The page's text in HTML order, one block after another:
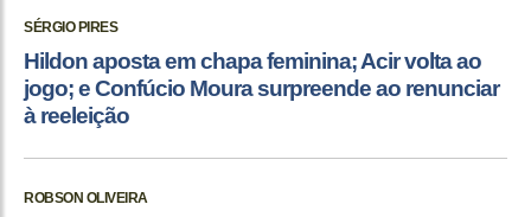
SÉRGIO PIRES
Hildon aposta em chapa feminina; Acir volta ao
jogo; e Confúcio Moura surpreende ao renunciar
à reeleição
ROBSON OLIVEIRA